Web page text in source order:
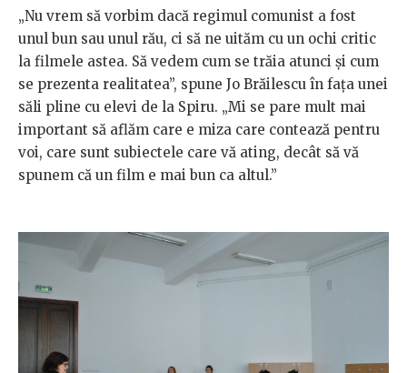
„Nu vrem să vorbim dacă regimul comunist a fost
unul bun sau unul rău, ci să ne uităm cu un ochi critic
la filmele astea. Să vedem cum se trăia atunci și cum
se prezenta realitatea”, spune Jo Brăilescu în fața unei
săli pline cu elevi de la Spiru. „Mi se pare mult mai
important să aflăm care e miza care contează pentru
voi, care sunt subiectele care vă ating, decât să vă
spunem că un film e mai bun ca altul.”